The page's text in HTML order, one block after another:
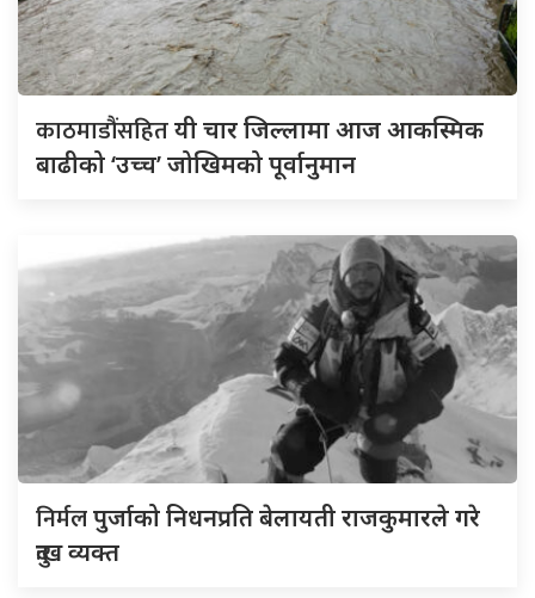
काठमाडौंसहितयी चार जिल्लामा आज आकस्मिक
बाढीको ‘उच्च’ जोखिमको पूर्वानुमान
निर्मलपुर्जाको निधनप्रति बेलायती राजकुमारले गरे
दुःख व्यक्त